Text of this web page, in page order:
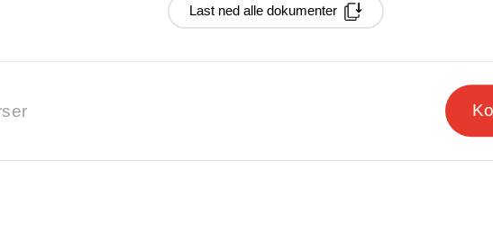
Last ned alle dokumenter